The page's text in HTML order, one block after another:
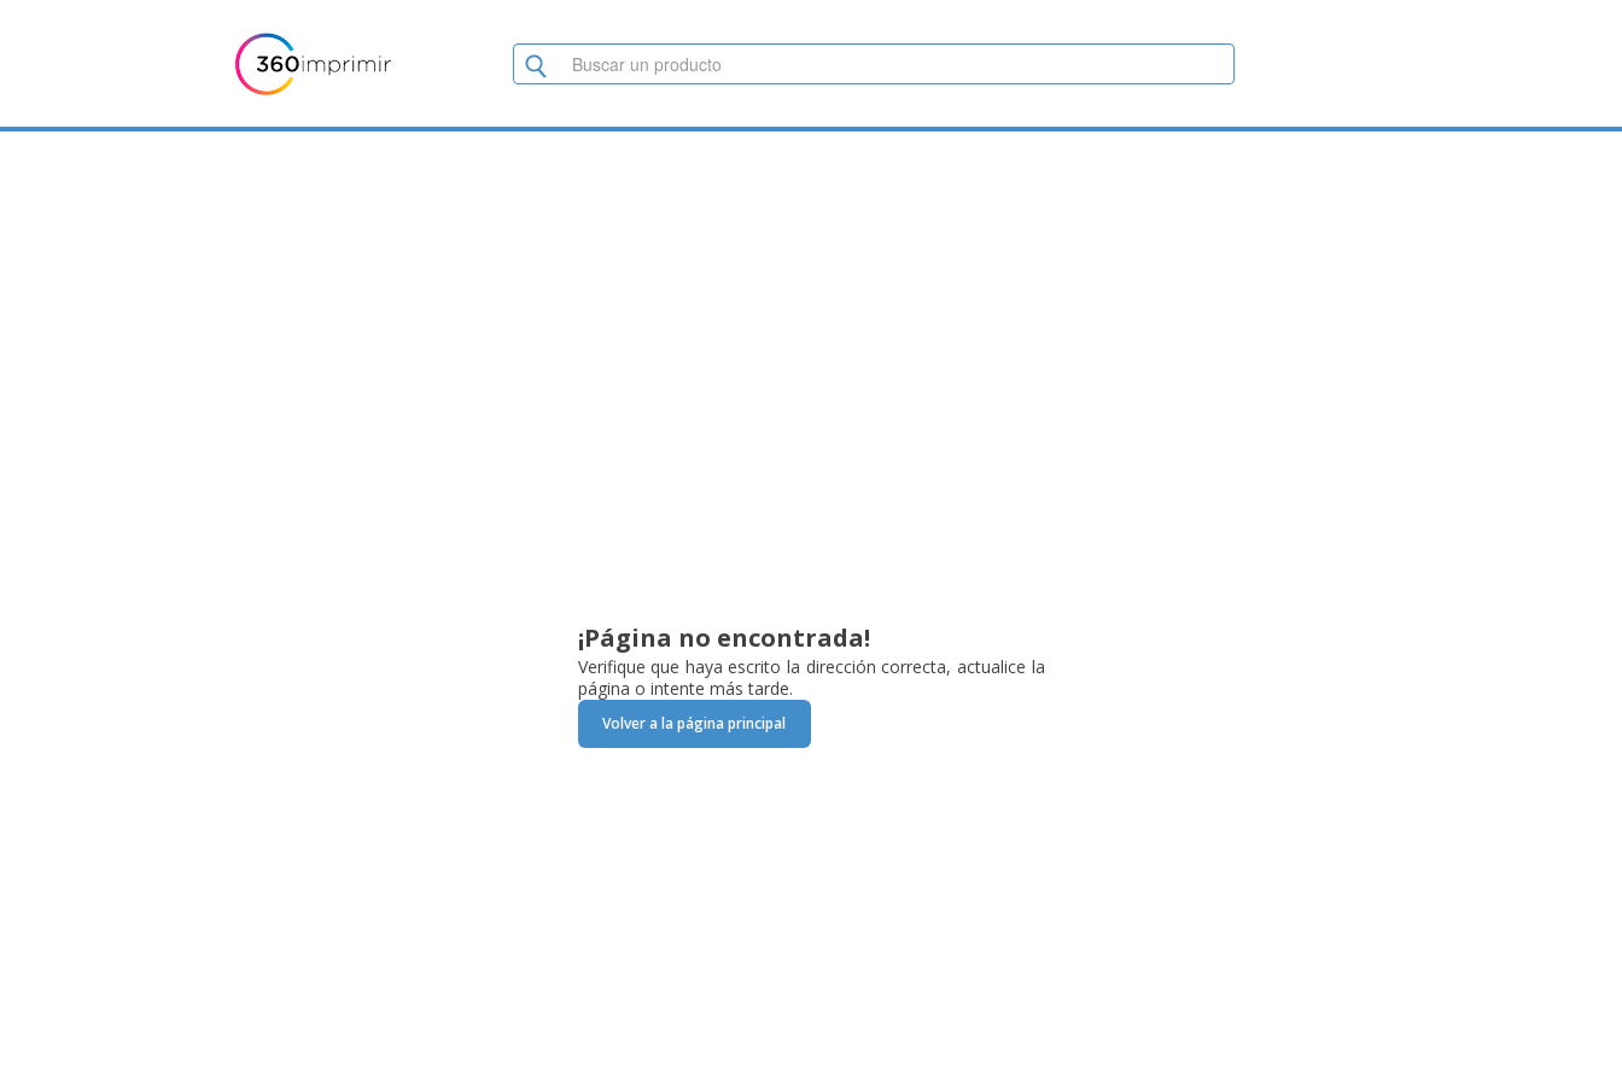
¡Página no encontrada!
Verifique que haya escrito la dirección correcta, actualice la
página o intente más tarde.